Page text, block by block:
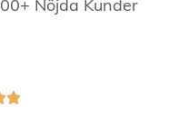
Nöjda Kunder
